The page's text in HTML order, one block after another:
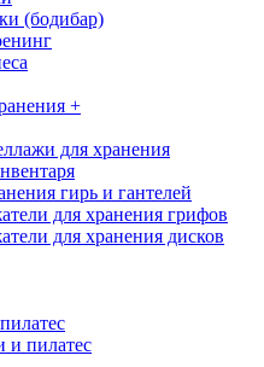
(бодибар)
+
для хранения
гирь и гантелей
для хранения грифов
для хранения дисков
и пилатес